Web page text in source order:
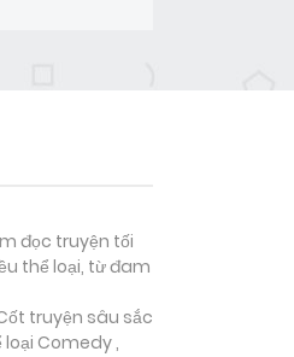
đọc truyện tối
thể loại, từ đam
truyện sâu sắc
Comedy ,